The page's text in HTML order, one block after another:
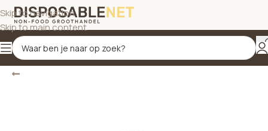
Skip to navigation
Skip to main content
Terug Home/Maaltijdbakken en schalen